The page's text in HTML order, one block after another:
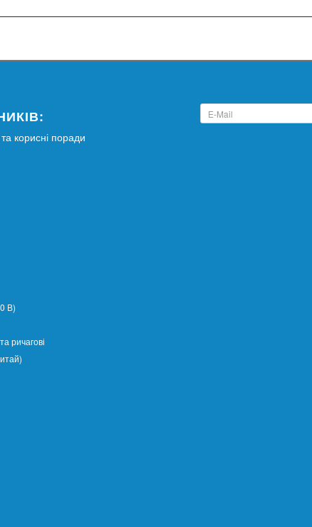
та корисні поради
В)
ричагові